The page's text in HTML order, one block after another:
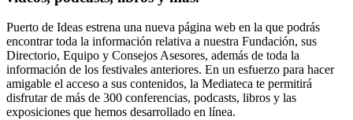
Puerto de Ideas estrena una nueva página web en la que podrás
encontrar toda la información relativa a nuestra Fundación, sus
Directorio, Equipo y Consejos Asesores, además de toda la
información de los festivales anteriores. En un esfuerzo para hacer
amigable el acceso a sus contenidos, la Mediateca te permitirá
disfrutar de más de 300 conferencias, podcasts, libros y las
exposiciones que hemos desarrollado en línea.